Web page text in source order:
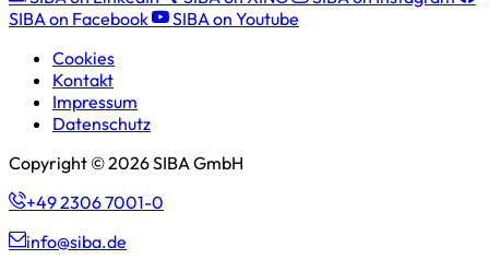
SIBA on Facebook
SIBA on Youtube
Cookies
Kontakt
Impressum
Datenschutz
Copyright © 2026 SIBA GmbH
+49 2306 7001-0
info@siba.de